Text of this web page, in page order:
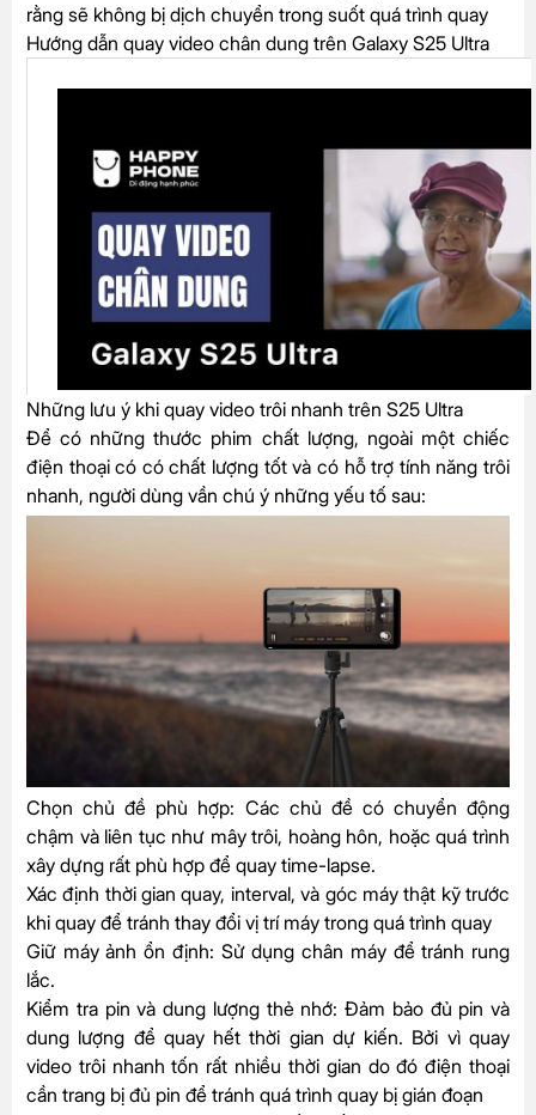
rằng sẽ không bị dịch chuyển trong suốt quá trình quay
Hướng dẫn quay video chân dung trên Galaxy S25 Ultra
Những lưu ý khi quay video trôi nhanh trên S25 Ultra
Để có những thước phim chất lượng, ngoài một chiếc
điện thoại có có chất lượng tốt và có hỗ trợ tính năng trôi
nhanh, người dùng vần chú ý những yếu tố sau:
Chọn chủ đề phù hợp: Các chủ đề có chuyển động
chậm và liên tục như mây trôi, hoàng hôn, hoặc quá trình
xây dựng rất phù hợp để quay time-lapse.
Xác định thời gian quay, interval, và góc máy thật kỹ trước
khi quay để tránh thay đổi vị trí máy trong quá trình quay
Giữ máy ảnh ổn định: Sử dụng chân máy để tránh rung
lắc.
Kiểm tra pin và dung lượng thẻ nhớ: Đảm bảo đủ pin và
dung lượng để quay hết thời gian dự kiến. Bởi vì quay
video trôi nhanh tốn rất nhiều thời gian do đó điện thoại
cần trang bị đủ pin để tránh quá trình quay bị gián đoạn